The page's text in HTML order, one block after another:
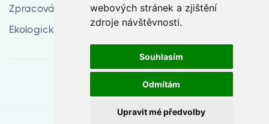
webových stránek a zjištění
zdroje návštěvnosti.
Souhlasím
Odmítám
Upravit mé předvolby
Zpracování osobních údajů
Ekologická likvidace vozidel
© 2026 EKOAUTOVRAKOVISTE.CZ